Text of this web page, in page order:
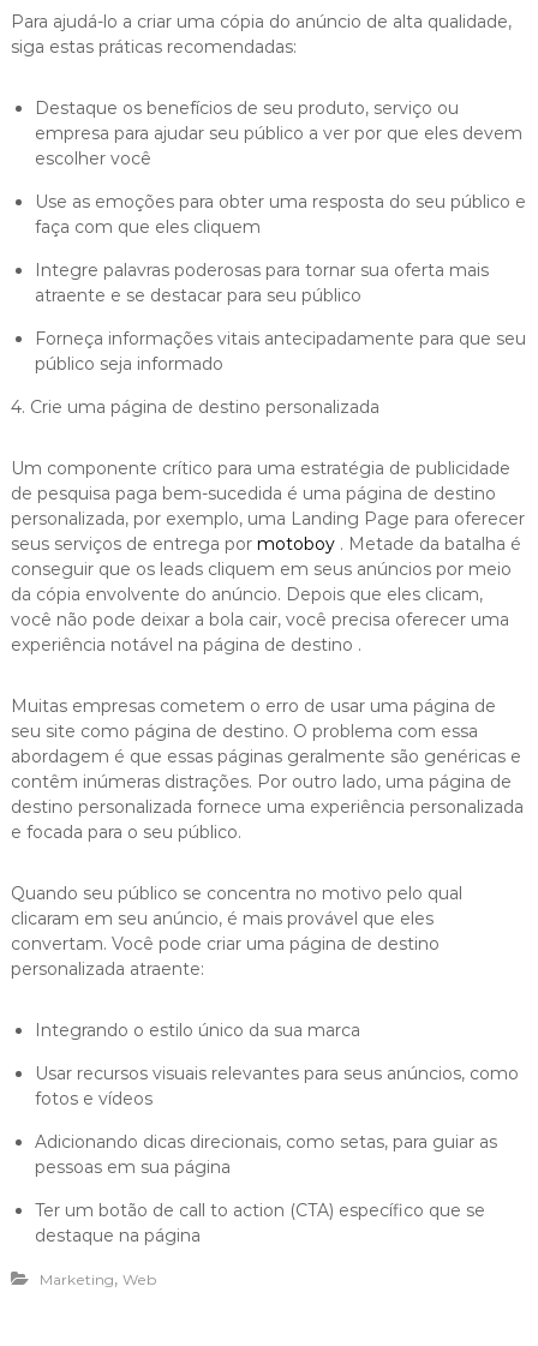
Para ajudá-lo a criar uma cópia do anúncio de alta qualidade,
siga estas práticas recomendadas:
Destaque os benefícios de seu produto, serviço ou
empresa para ajudar seu público a ver por que eles devem
escolher você
Use as emoções para obter uma resposta do seu público e
faça com que eles cliquem
Integre palavras poderosas para tornar sua oferta mais
atraente e se destacar para seu público
Forneça informações vitais antecipadamente para que seu
público seja informado
4. Crie uma página de destino personalizada
Um componente crítico para uma estratégia de publicidade
de pesquisa paga bem-sucedida é uma página de destino
personalizada, por exemplo, uma Landing Page para oferecer
seus serviços de entrega por motoboy. Metade da batalha é
conseguir que os leads cliquem em seus anúncios por meio
da cópia envolvente do anúncio. Depois que eles clicam,
você não pode deixar a bola cair, você precisa oferecer uma
experiência notável na página de destino .
Muitas empresas cometem o erro de usar uma página de
seu site como página de destino. O problema com essa
abordagem é que essas páginas geralmente são genéricas e
contêm inúmeras distrações. Por outro lado, uma página de
destino personalizada fornece uma experiência personalizada
e focada para o seu público.
Quando seu público se concentra no motivo pelo qual
clicaram em seu anúncio, é mais provável que eles
convertam. Você pode criar uma página de destino
personalizada atraente:
Integrando o estilo único da sua marca
Usar recursos visuais relevantes para seus anúncios, como
fotos e vídeos
Adicionando dicas direcionais, como setas, para guiar as
pessoas em sua página
Ter um botão de call to action (CTA) específico que se
destaque na página
Marketing, Web